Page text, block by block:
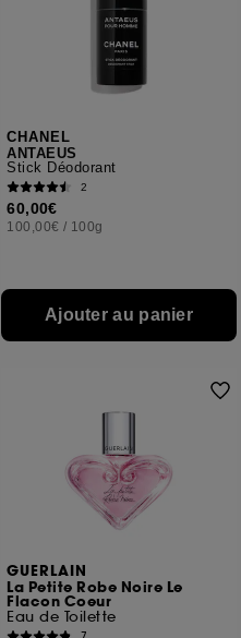
CHANEL
ANTAEUS
Stick Déodorant
2
60,00€
100,00€ / 100g
Ajouter au panier
GUERLAIN
La Petite Robe Noire Le
Flacon Coeur
Eau de Toilette